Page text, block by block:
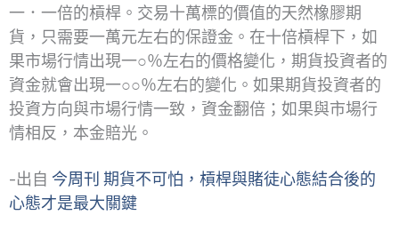
一．一倍的槓桿。交易十萬標的價值的天然橡膠期
貨，只需要一萬元左右的保證金。在十倍槓桿下，如
果市場行情出現一○％左右的價格變化，期貨投資者的
資金就會出現一○○％左右的變化。如果期貨投資者的
投資方向與市場行情一致，資金翻倍；如果與市場行
情相反，本金賠光。
-出自 今周刊 期貨不可怕，槓桿與賭徒心態結合後的
心態才是最大關鍵